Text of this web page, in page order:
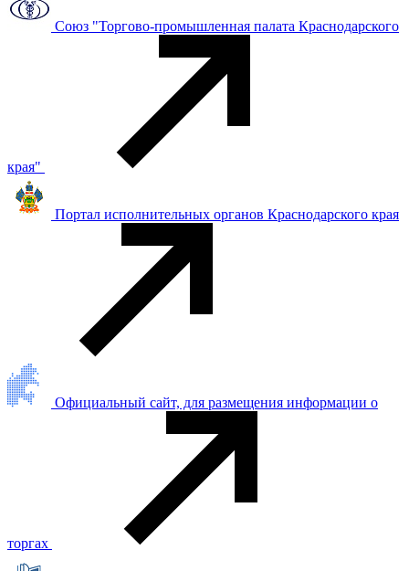
Союз "Торгово-промышленная палата Краснодарского
края"
Портал исполнительных органов Краснодарского края
Официальный сайт, для размещения информации о
торгах